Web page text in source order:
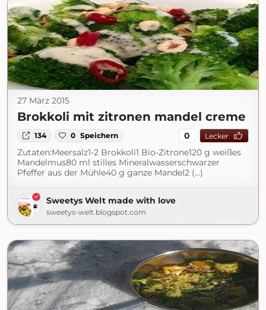
27 März 2015
Brokkoli mit zitronen mandel creme
134 0 Speichern 0 Lecker
Zutaten:Meersalz1-2 Brokkoli1 Bio-Zitrone120 g weißes
Mandelmus80 ml stilles Mineralwasserschwarzer
Pfeffer aus der Mühle40 g ganze Mandel2 (...)
Sweetys Welt made with love
sweetys-welt.blogspot.com